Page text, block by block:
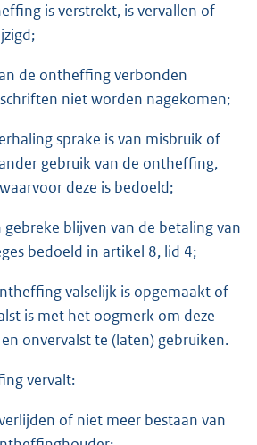
is verstrekt, is vervallen of
de ontheffing verbonden
niet worden nagekomen;
sprake is van misbruik of
gebruik van de ontheffing,
deze is bedoeld;
gebreke blijven van de betaling van
bedoeld in artikel 8, lid 4;
valselijk is opgemaakt of
is met het oogmerk om deze
onvervalst te (laten) gebruiken.
vervalt:
of niet meer bestaan van